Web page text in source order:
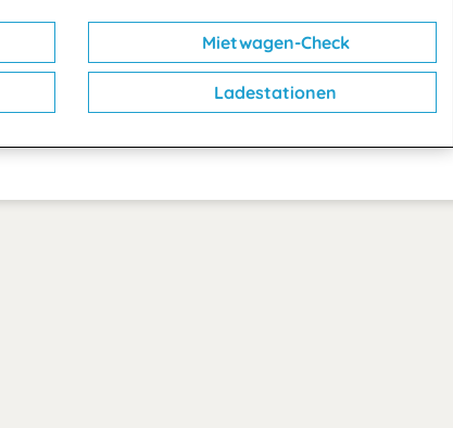
Mietwagen-Check
Ladestationen